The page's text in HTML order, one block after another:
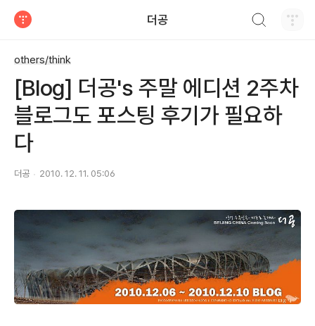
더공
others/think
[Blog] 더공's 주말 에디션 2주차
블로그도 포스팅 후기가 필요하
다
더공 2010. 12. 11. 05:06